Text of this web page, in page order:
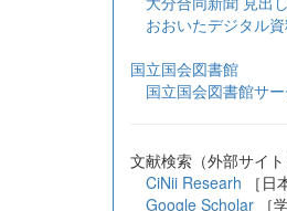
おおいたデジタル
国立国会図書館
国立国会図書館サ
文献検索（外部サイト
CiNii Researh ［日
Google Scholar
［